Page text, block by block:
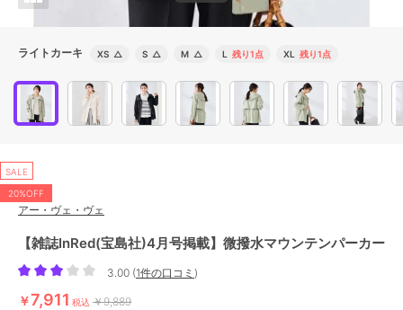
ライトカーキ XS △ S △ M △ L 残り1点 XL 残り1点
SALE
20%OFF
アー・ヴェ・ヴェ
【雑誌InRed(宝島社)4月号掲載】微撥水マウンテンパーカー
3.00 (1件の口コミ )
￥7,911 税込 ￥9,889